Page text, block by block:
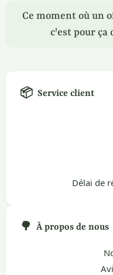
Ce moment où un
c'est pour ça
📦 Service client
Délai de
🌳 À propos de nous